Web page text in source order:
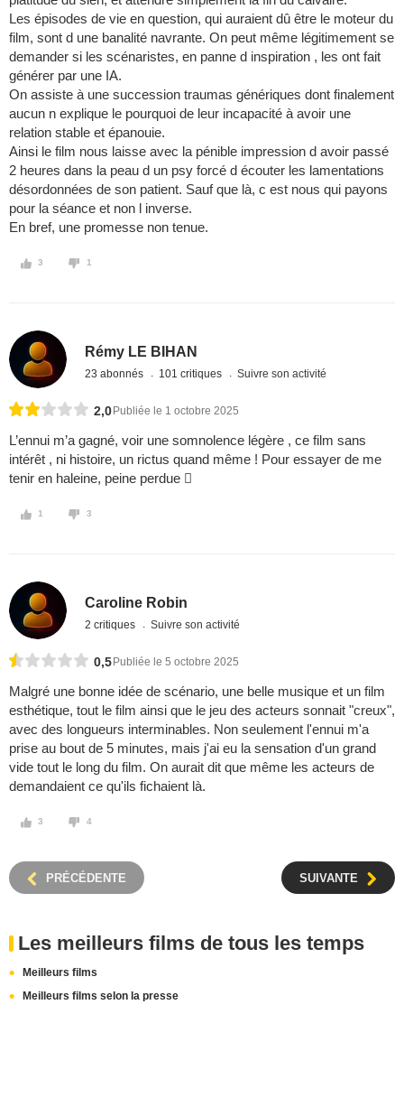
Les épisodes de vie en question, qui auraient dû être le moteur du
film, sont d une banalité navrante. On peut même légitimement se
demander si les scénaristes, en panne d inspiration , les ont fait
générer par une IA.
On assiste à une succession traumas génériques dont finalement
aucun n explique le pourquoi de leur incapacité à avoir une
relation stable et épanouie.
Ainsi le film nous laisse avec la pénible impression d avoir passé
2 heures dans la peau d un psy forcé d écouter les lamentations
désordonnées de son patient. Sauf que là, c est nous qui payons
pour la séance et non l inverse.
En bref, une promesse non tenue.
3 1
Rémy LE BIHAN
23 abonnés 101 critiques Suivre son activité
2,0 Publiée le 1 octobre 2025
L’ennui m’a gagné, voir une somnolence légère , ce film sans
intérêt , ni histoire, un rictus quand même ! Pour essayer de me
tenir en haleine, peine perdue 
1 3
Caroline Robin
2 critiques Suivre son activité
0,5 Publiée le 5 octobre 2025
Malgré une bonne idée de scénario, une belle musique et un film
esthétique, tout le film ainsi que le jeu des acteurs sonnait "creux",
avec des longueurs interminables. Non seulement l'ennui m'a
prise au bout de 5 minutes, mais j'ai eu la sensation d'un grand
vide tout le long du film. On aurait dit que même les acteurs de
demandaient ce qu'ils fichaient là.
3 4
PRÉCÉDENTE SUIVANTE
Les meilleurs films de tous les temps
Meilleurs films
Meilleurs films selon la presse